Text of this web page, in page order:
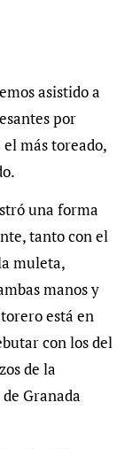
asistido a
por
más toreado,
una forma
tanto con el
muleta,
manos y
está en
con los del
de la
Granada